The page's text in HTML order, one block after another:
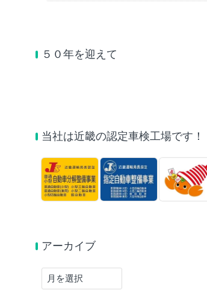
５０年を迎えて
当社は近畿の認定車検工場です！
アーカイブ
ア
ー